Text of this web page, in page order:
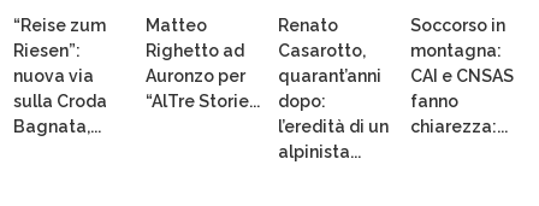
“Reise zum
Riesen”:
nuova via
sulla Croda
Bagnata,...
Matteo
Righetto ad
Auronzo per
“AlTre Storie...
Renato
Casarotto,
quarant’anni
dopo:
l’eredità di un
alpinista...
Soccorso in
montagna:
CAI e CNSAS
fanno
chiarezza:...